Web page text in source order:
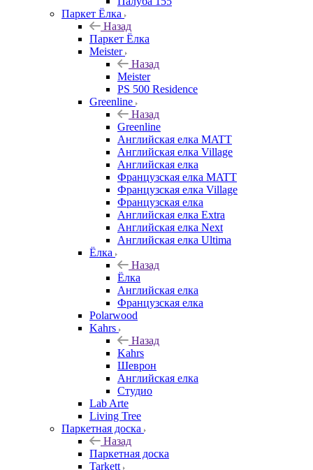
Паркет Ёлка
Назад
Паркет Ёлка
Meister
Назад
Meister
PS 500 Residence
Greenline
Назад
Greenline
Английская елка MATT
Английская елка Village
Английская елка
Французская елка MATT
Французская елка Village
Французская елка
Английская елка Extra
Английская елка Next
Английская елка Ultima
Ёлка
Назад
Ёлка
Английская елка
Французская елка
Polarwood
Kahrs
Назад
Kahrs
Шеврон
Английская елка
Студио
Lab Arte
Living Tree
Паркетная доска
Назад
Паркетная доска
Tarkett